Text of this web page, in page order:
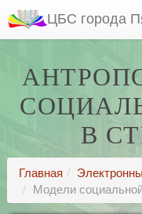
ЦБС города
В
Главная
Модели